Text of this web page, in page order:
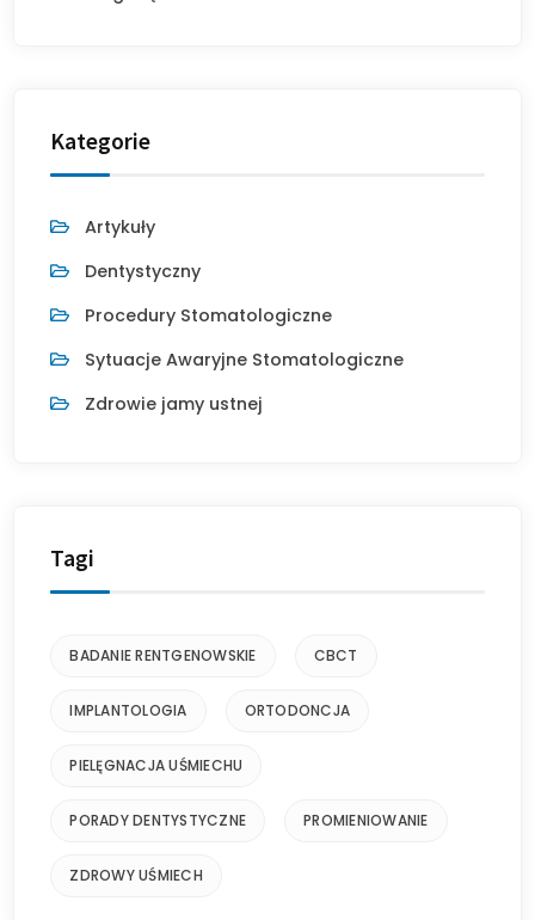
Kategorie
Artykuły
Dentystyczny
Procedury Stomatologiczne
Sytuacje Awaryjne Stomatologiczne
Zdrowie jamy ustnej
Tagi
BADANIE RENTGENOWSKIE CBCT
IMPLANTOLOGIA ORTODONCJA
PIELĘGNACJA UŚMIECHU
PORADY DENTYSTYCZNE PROMIENIOWANIE
ZDROWY UŚMIECH